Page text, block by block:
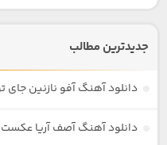
جدیدترین مطالب
دانلود آهنگ آفو نازنین جای
دانلود آهنگ آصف آریا عکست